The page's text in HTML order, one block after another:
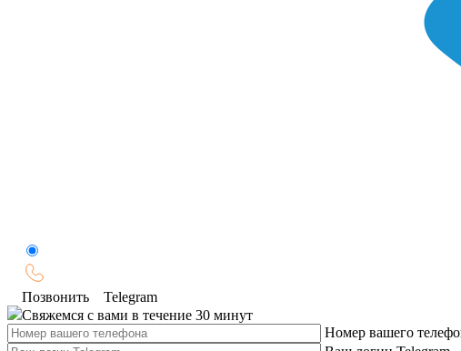
Позвонить
Telegram
Свяжемся с вами в течение 30 минут
Номер вашего